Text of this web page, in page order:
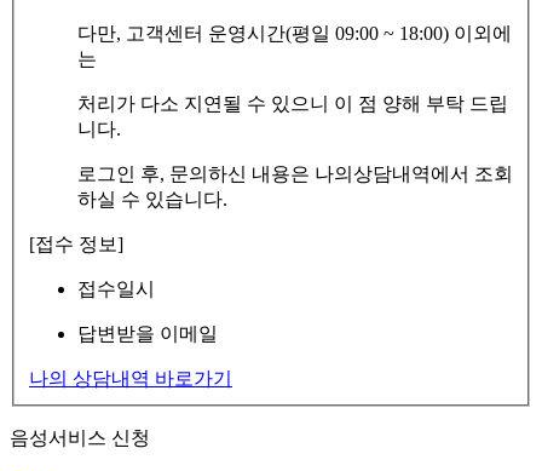
다만, 고객센터 운영시간(평일 09:00 ~ 18:00) 이외에
는
처리가 다소 지연될 수 있으니 이 점 양해 부탁 드립
니다.
로그인 후, 문의하신 내용은 나의상담내역에서 조회
하실 수 있습니다.
[접수 정보]
접수일시
답변받을 이메일
나의 상담내역 바로가기
음성서비스 신청